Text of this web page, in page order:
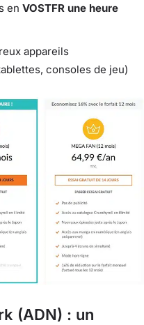
en VOSTFR une heure
appareils
consoles de jeu)
(ADN) : un